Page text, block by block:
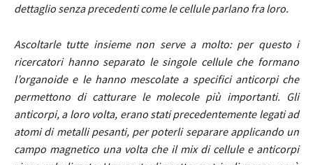
dettaglio senza precedenti come le cellule parlano fra loro.
Ascoltarle tutte insieme non serve a molto: per questo i
ricercatori hanno separato le singole cellule che formano
l’organoide e le hanno mescolate a specifici anticorpi che
permettono di catturare le molecole più importanti. Gli
anticorpi, a loro volta, erano stati precedentemente legati ad
atomi di metalli pesanti, per poterli separare applicando un
campo magnetico una volta che il mix di cellule e anticorpi